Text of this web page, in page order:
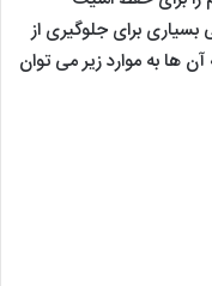
بسیاری برای جلوگیری از
ها به موارد زیر می توان